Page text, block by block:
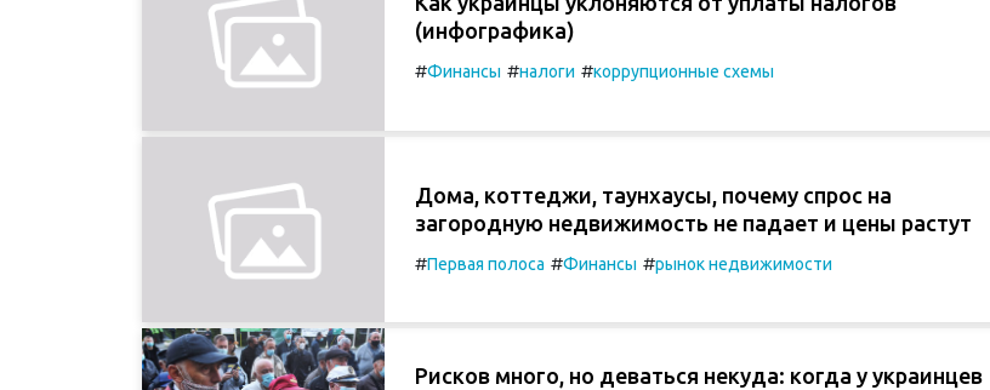
(инфографика)
#Финансы #налоги #коррупционные схемы
Дома, коттеджи, таунхаусы, почему спрос на
загородную недвижимость не падает и цены растут
#Первая полоса #Финансы #рынок недвижимости
Рисков много, но деваться некуда: когда у украинцев